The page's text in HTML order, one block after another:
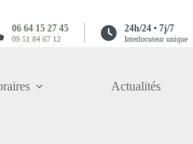
06 64 15 27 45
09 51 84 67 12
24h/24 • 7j/7
Interlocuteur unique
Actualités